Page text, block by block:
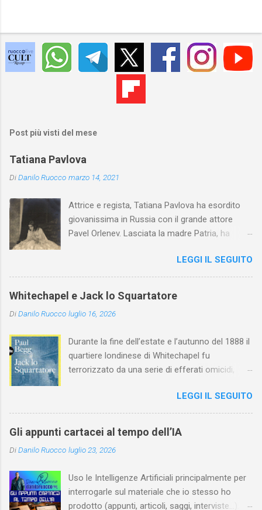
Post più visti del mese
Tatiana Pavlova
DiDanilo Ruocco marzo 14, 2021
Attrice e regista, Tatiana Pavlova ha esordito
giovanissima in Russia con il grande attore
Pavel Orlenev. Lasciata la madre Patria, ha
l'arte della Pavlova ha raggiunto la piena
maturità ed è stata in grado di rinnovare
profondamente l'attardato mondo teatrale
LEGGI IL SEGUITO
Whitechapel e Jack lo Squartatore
DiDanilo Ruocco luglio 16, 2026
Durante la fine dell’estate e l’autunno del 1888 il
quartiere londinese di Whitechapel fu
terrorizzato da una serie di efferati omicidi,
assassino ribattezzato Jack lo Squartatore la
cui identità, tutt’oggi, resta ignota. Paul Begg in
Jack lo Squartatore: la vera storia , edito da
Utet, ricostruisce non solo i cinque omicidi
“canonicamente” addebitati a Jack lo
capitoli, soprattutto) a ricostruire la storia di
Whitechapel e del East End e a ricapitolare le
LEGGI IL SEGUITO
Gli appunti cartacei al tempo dell’IA
DiDanilo Ruocco luglio 23, 2026
Uso le Intelligenze Artificiali principalmente per
interrogarle sul materiale che io stesso ho
prodotto (appunti, articoli, saggi, interviste…).